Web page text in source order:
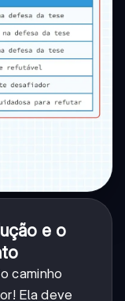
e o
caminho
Ela deve